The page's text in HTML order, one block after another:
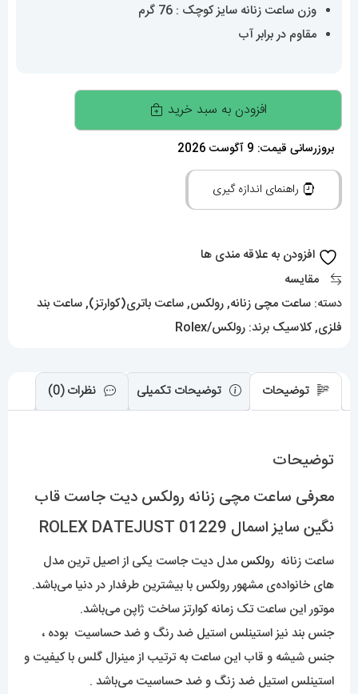
وزن ساعت زنانه سایز کوچک : 76 گرم
مقاوم در برابر آب
ساعت
مچی
زنانه
رولکس
نگین
01229
DATEJUST
عدد
افزودن به سبد خرید
بروزرسانی قیمت: 9 آگوست 2026
راهنمای اندازه گیری
افزودن به علاقه مندی ها
مقایسه
دسته: ساعت مچی زنانه,رولکس,ساعت باتری(کوارتز),ساعت بند
فلزی,کلاسیک برند: رولکس/Rolex
توضیحات توضیحات تکمیلی نظرات (0)
توضیحات
معرفی ساعت مچی زنانه رولکس دیت جاست قاب
نگین سایز اسمال 01229 ROLEX DATEJUST
ساعت زنانه رولکس مدل دیت جاست یکی از اصیل ترین مدل
های خانواده‌ی مشهور رولکس با بیشترین طرفدار در دنیا می‌باشد.
موتور این ساعت تک زمانه کوارتز ساخت ژاپن می‌باشد.
جنس بند نیز استینلس استیل ضد رنگ و ضد حساسیت بوده ،
جنس شیشه و قاب این ساعت به ترتیب از مینرال گلس با کیفیت و
استینلس استیل ضد زنگ و ضد حساسیت می‌باشد .